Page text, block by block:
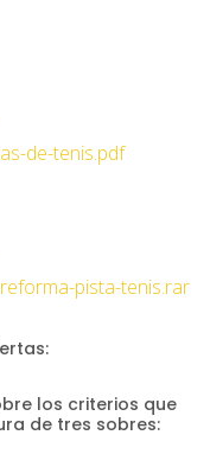
de-tenis.pdf
pista-tenis.rar
los criterios que
de tres sobres: